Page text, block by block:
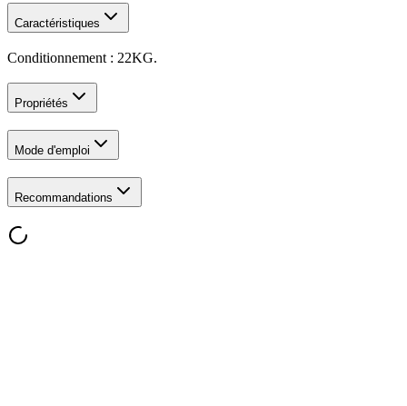
Caractéristiques
Conditionnement : 22KG.
Propriétés
Mode d'emploi
Recommandations